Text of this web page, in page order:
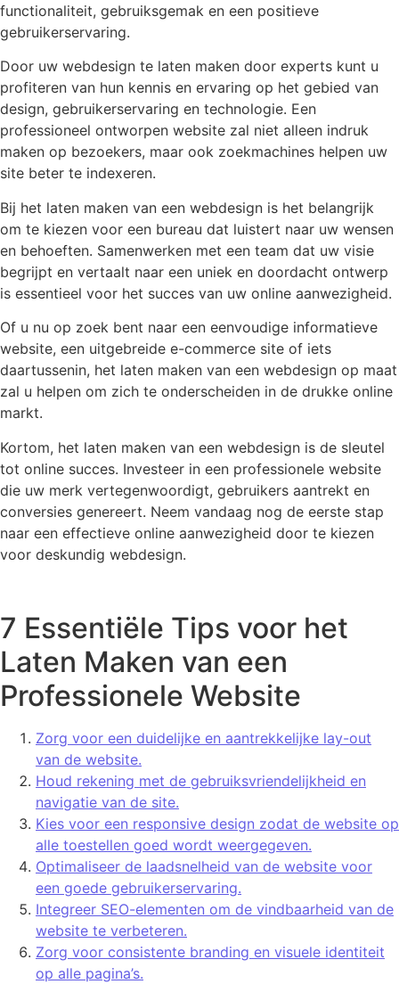
functionaliteit, gebruiksgemak en een positieve
gebruikerservaring.
Door uw webdesign te laten maken door experts kunt u
profiteren van hun kennis en ervaring op het gebied van
design, gebruikerservaring en technologie. Een
professioneel ontworpen website zal niet alleen indruk
maken op bezoekers, maar ook zoekmachines helpen uw
site beter te indexeren.
Bij het laten maken van een webdesign is het belangrijk
om te kiezen voor een bureau dat luistert naar uw wensen
en behoeften. Samenwerken met een team dat uw visie
begrijpt en vertaalt naar een uniek en doordacht ontwerp
is essentieel voor het succes van uw online aanwezigheid.
Of u nu op zoek bent naar een eenvoudige informatieve
website, een uitgebreide e-commerce site of iets
daartussenin, het laten maken van een webdesign op maat
zal u helpen om zich te onderscheiden in de drukke online
markt.
Kortom, het laten maken van een webdesign is de sleutel
tot online succes. Investeer in een professionele website
die uw merk vertegenwoordigt, gebruikers aantrekt en
conversies genereert. Neem vandaag nog de eerste stap
naar een effectieve online aanwezigheid door te kiezen
voor deskundig webdesign.
7 Essentiële Tips voor het
Laten Maken van een
Professionele Website
Zorg voor een duidelijke en aantrekkelijke lay-out
van de website.
Houd rekening met de gebruiksvriendelijkheid en
navigatie van de site.
Kies voor een responsive design zodat de website op
alle toestellen goed wordt weergegeven.
Optimaliseer de laadsnelheid van de website voor
een goede gebruikerservaring.
Integreer SEO-elementen om de vindbaarheid van de
website te verbeteren.
Zorg voor consistente branding en visuele identiteit
op alle pagina’s.